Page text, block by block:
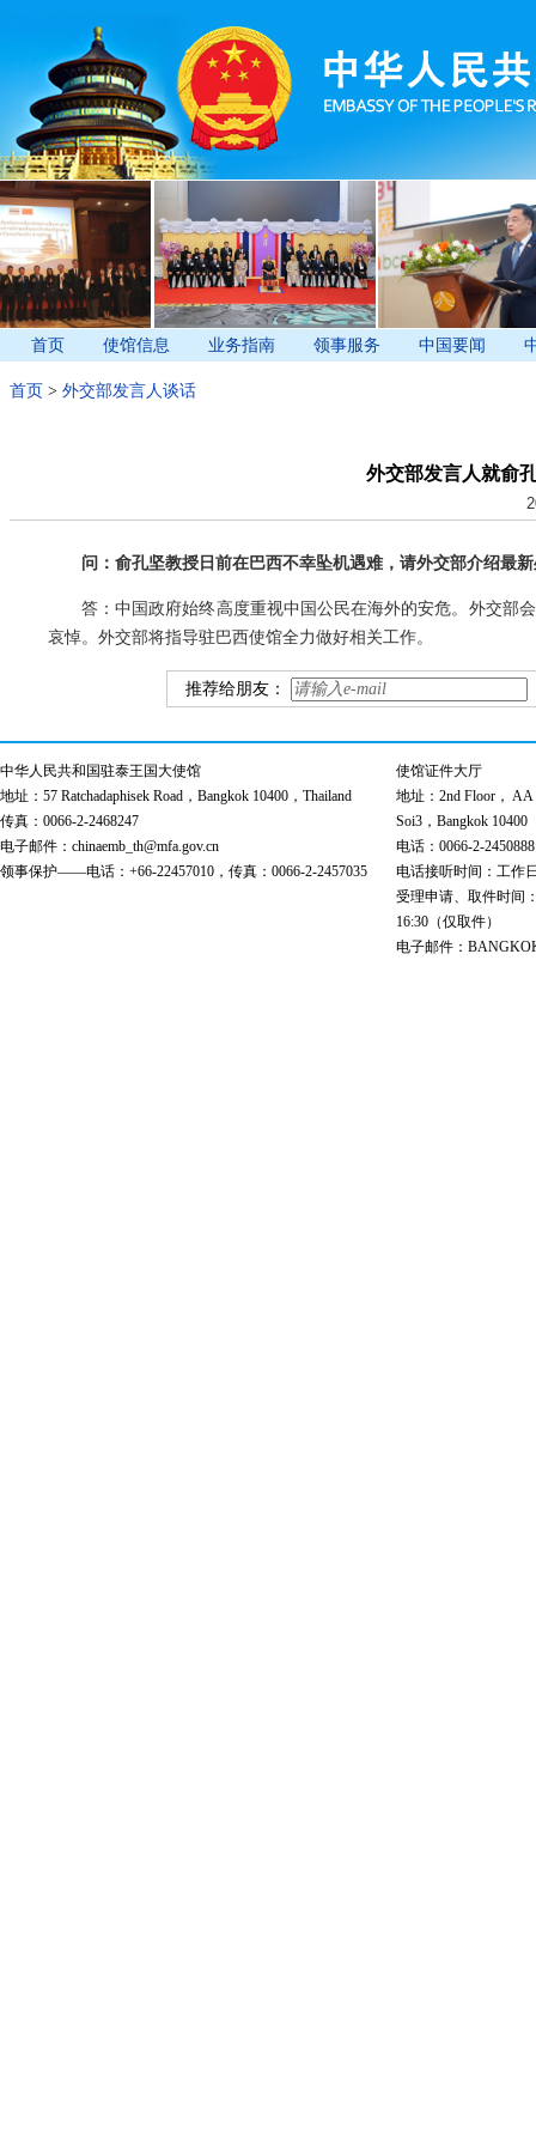
首页 使馆信息 业务指南 领事服务 中国要闻
首页 > 外交部发言人谈话
外交部发言人就俞
问：俞孔坚教授日前在巴西不幸坠机遇难，请外交部介绍最
答：中国政府始终高度重视中国公民在海外的安危。外交部
哀悼。外交部将指导驻巴西使馆全力做好相关工作。
推荐给朋友：
中华人民共和国驻泰王国大使馆
地址：57 Ratchadaphisek Road，Bangkok 10400，Thailand
传真：0066-2-2468247
电子邮件：chinaemb_th@mfa.gov.cn
领事保护——电话：+66-22457010，传真：0066-2-2457035
使馆证件大厅
地址：2nd Floor， AA
Soi3，Bangkok 10400
电话：0066-2-
电话接听时间：工作
受理申请、取件时间
16:30（仅取件）
电子邮件：